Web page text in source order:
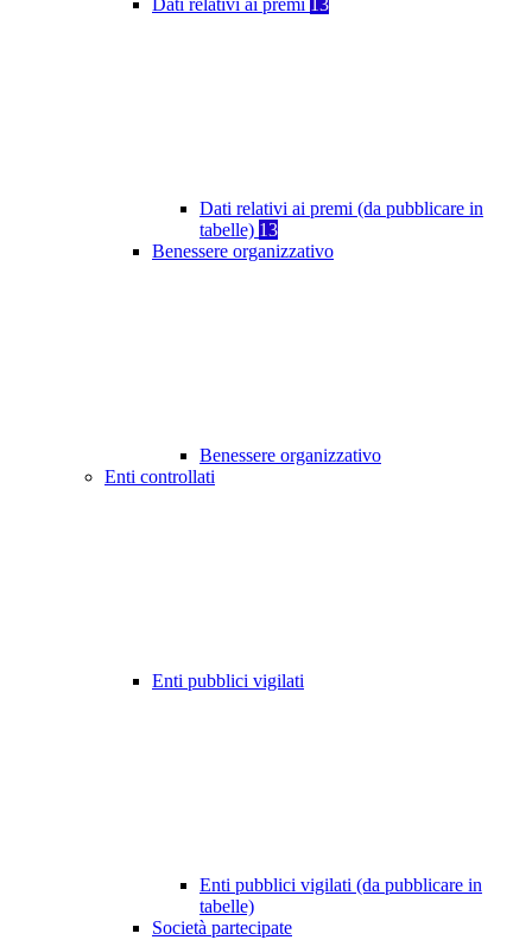
Dati relativi ai premi 13
Dati relativi ai premi (da pubblicare in
tabelle) 13
Benessere organizzativo
Benessere organizzativo
Enti controllati
Enti pubblici vigilati
Enti pubblici vigilati (da pubblicare in
tabelle)
Società partecipate